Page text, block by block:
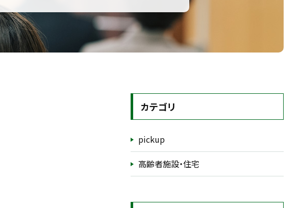
カテゴリ
pickup
高齢者施設・住宅